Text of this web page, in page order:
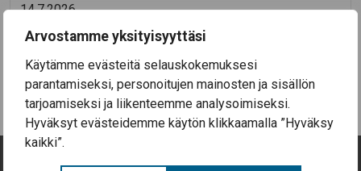
Arvostamme yksityisyyttäsi
Käytämme evästeitä selauskokemuksesi
parantamiseksi, personoitujen mainosten ja sisällön
tarjoamiseksi ja liikenteemme analysoimiseksi.
Hyväksyt evästeidemme käytön klikkaamalla ”Hyväksy
kaikki”.
14.7.2026
Aineellisen avun kortteja on nyt haettavissa
Säkylässä (EU-ruokakortteja)
Kaikki uutiset